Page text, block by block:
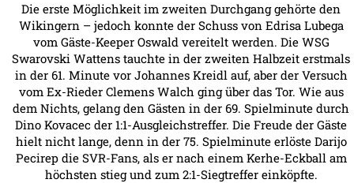
Die erste Möglichkeit im zweiten Durchgang gehörte den
Wikingern – jedoch konnte der Schuss von Edrisa Lubega
vom Gäste-Keeper Oswald vereitelt werden. Die WSG
Swarovski Wattens tauchte in der zweiten Halbzeit erstmals
in der 61. Minute vor Johannes Kreidl auf, aber der Versuch
vom Ex-Rieder Clemens Walch ging über das Tor. Wie aus
dem Nichts, gelang den Gästen in der 69. Spielminute durch
Dino Kovacec der 1:1-Ausgleichstreffer. Die Freude der Gäste
hielt nicht lange, denn in der 75. Spielminute erlöste Darijo
Pecirep die SVR-Fans, als er nach einem Kerhe-Eckball am
höchsten stieg und zum 2:1-Siegtreffer einköpfte.